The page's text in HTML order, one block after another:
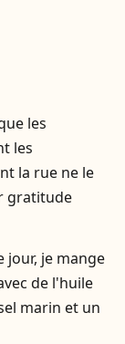
les
les
la rue ne le
gratitude
jour, je mange
de l'huile
marin et un